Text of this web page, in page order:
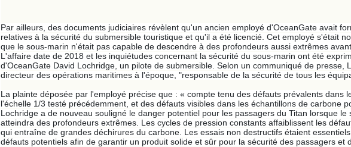
Par ailleurs, des documents judiciaires révèlent qu'un ancien employé d'OceanGate avait
relatives à la sécurité du submersible touristique et qu'il a été licencié. Cet employé s'était
que le sous-marin n'était pas capable de descendre à des profondeurs aussi extrêmes
L'affaire date de 2018 et les inquiétudes concernant la sécurité du sous-marin ont été
d'OceanGate David Lochridge, un pilote de submersible. Selon un communiqué de presse,
directeur des opérations maritimes à l'époque, "responsable de la sécurité de tous les
La plainte déposée par l'employé précise que : « compte tenu des défauts prévalents dans
l'échelle 1/3 testé précédemment, et des défauts visibles dans les échantillons de carbone
Lochridge a de nouveau souligné le danger potentiel pour les passagers du Titan lorsque le
atteindra des profondeurs extrêmes. Les cycles de pression constants affaiblissent les
qui entraîne de grandes déchirures du carbone. Les essais non destructifs étaient
défauts potentiels afin de garantir un produit solide et sûr pour la sécurité des passagers et